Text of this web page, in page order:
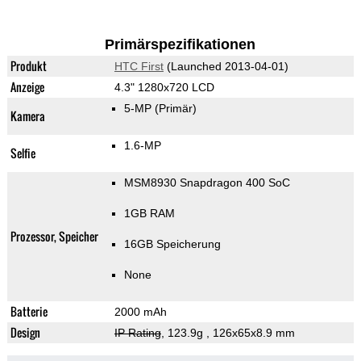
Primärspezifikationen
Produkt HTC First(Launched 2013-04-01)
Anzeige 4.3" 1280x720 LCD
Kamera 5-MP (Primär)
Selfie 1.6-MP
Prozessor, Speicher
MSM8930 Snapdragon 400 SoC
1GB RAM
16GB Speicherung
None
Batterie 2000 mAh
Design IP Rating, 123.9g , 126x65x8.9 mm